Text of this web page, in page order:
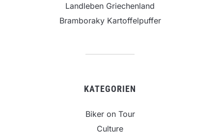
Landleben Griechenland
Bramboraky Kartoffelpuffer
KATEGORIEN
Biker on Tour
Culture